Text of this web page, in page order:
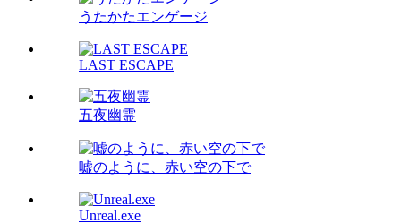
うたかたエンゲージ
LAST ESCAPE
五夜幽霊
嘘のように、赤い空の下で
Unreal.exe